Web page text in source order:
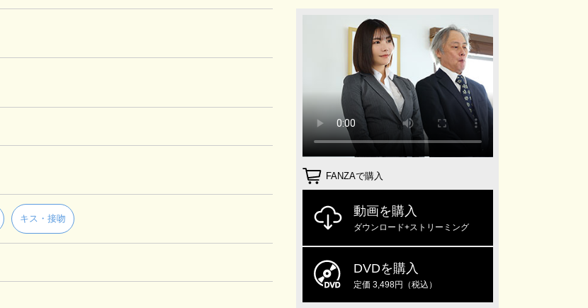
キス・接吻
FANZAで購入
動画を購入
ダウンロード+ストリーミング
DVDを購入
定価 3,498円（税込）